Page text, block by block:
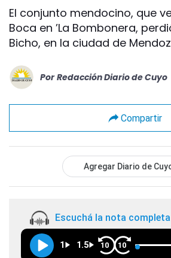
El conjunto mendocino, que
Boca en ’La Bombonera,
Bicho, en la ciudad de
Por Redacción Diario de Cuyo
Compartir
Agregar Diario de
Escuchá la nota completa
1 1.5 10 10